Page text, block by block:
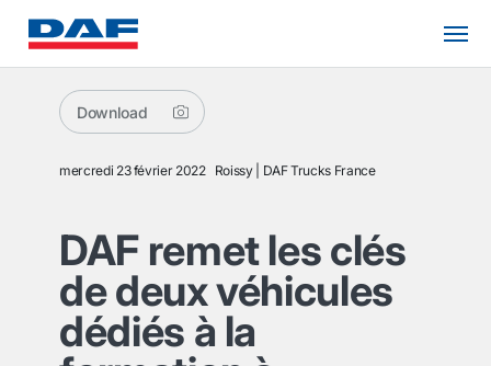
Download
mercredi 23 février 2022 Roissy DAF Trucks France
DAF remet les clés
de deux véhicules
dédiés à la